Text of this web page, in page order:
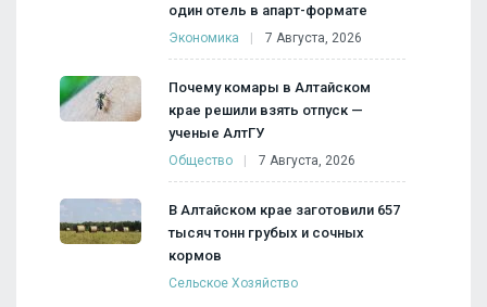
один отель в апарт-формате
Экономика 7 Августа, 2026
Почему комары в Алтайском
крае решили взять отпуск —
ученые АлтГУ
Общество 7 Августа, 2026
В Алтайском крае заготовили 657
тысяч тонн грубых и сочных
кормов
Сельское Хозяйство